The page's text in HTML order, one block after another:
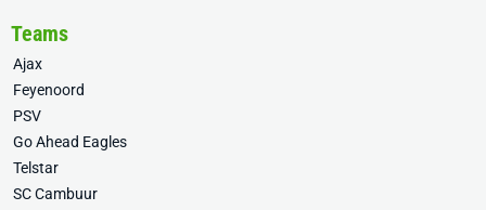
Teams
Ajax
Feyenoord
PSV
Go Ahead Eagles
Telstar
SC Cambuur